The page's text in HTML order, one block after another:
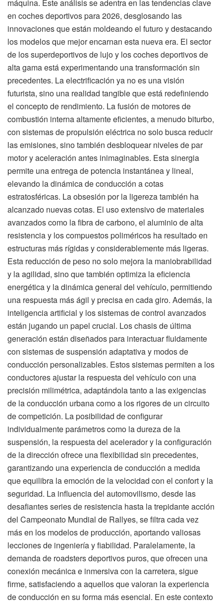
máquina. Este análisis se adentra en las tendencias clave
en coches deportivos para 2026, desglosando las
innovaciones que están moldeando el futuro y destacando
los modelos que mejor encarnan esta nueva era. El sector
de los superdeportivos de lujo y los coches deportivos de
alta gama está experimentando una transformación sin
precedentes. La electrificación ya no es una visión
futurista, sino una realidad tangible que está redefiniendo
el concepto de rendimiento. La fusión de motores de
combustión interna altamente eficientes, a menudo biturbo,
con sistemas de propulsión eléctrica no solo busca reducir
las emisiones, sino también desbloquear niveles de par
motor y aceleración antes inimaginables. Esta sinergia
permite una entrega de potencia instantánea y lineal,
elevando la dinámica de conducción a cotas
estratosféricas. La obsesión por la ligereza también ha
alcanzado nuevas cotas. El uso extensivo de materiales
avanzados como la fibra de carbono, el aluminio de alta
resistencia y los compuestos poliméricos ha resultado en
estructuras más rígidas y considerablemente más ligeras.
Esta reducción de peso no solo mejora la maniobrabilidad
y la agilidad, sino que también optimiza la eficiencia
energética y la dinámica general del vehículo, permitiendo
una respuesta más ágil y precisa en cada giro. Además, la
inteligencia artificial y los sistemas de control avanzados
están jugando un papel crucial. Los chasis de última
generación están diseñados para interactuar fluidamente
con sistemas de suspensión adaptativa y modos de
conducción personalizables. Estos sistemas permiten a los
conductores ajustar la respuesta del vehículo con una
precisión milimétrica, adaptándola tanto a las exigencias
de la conducción urbana como a los rigores de un circuito
de competición. La posibilidad de configurar
individualmente parámetros como la dureza de la
suspensión, la respuesta del acelerador y la configuración
de la dirección ofrece una flexibilidad sin precedentes,
garantizando una experiencia de conducción a medida
que equilibra la emoción de la velocidad con el confort y la
seguridad. La influencia del automovilismo, desde las
desafiantes series de resistencia hasta la trepidante acción
del Campeonato Mundial de Rallyes, se filtra cada vez
más en los modelos de producción, aportando valiosas
lecciones de ingeniería y fiabilidad. Paralelamente, la
demanda de roadsters deportivos puros, que ofrecen una
conexión mecánica e inmersiva con la carretera, sigue
firme, satisfaciendo a aquellos que valoran la experiencia
de conducción en su forma más esencial. En este contexto